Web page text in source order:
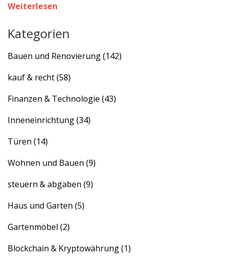
Weiterlesen
Kategorien
Bauen und Renovierung(142)
kauf & recht(58)
Finanzen & Technologie (43)
Inneneinrichtung(34)
Türen (14)
Wohnen und Bauen (9)
steuern & abgaben (9)
Haus und Garten (5)
Gartenmöbel (2)
Blockchain & Kryptowährung(1)